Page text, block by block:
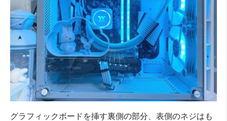
グラフィックボードを挿す裏側の部分、表側のネジはも